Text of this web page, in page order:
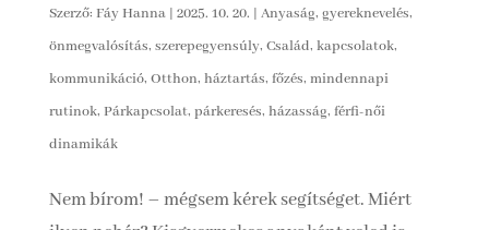
Szerző: Fáy Hanna| 2025. 10. 20. | Anyaság, gyereknevelés,
önmegvalósítás, szerepegyensúly, Család, kapcsolatok,
kommunikáció, Otthon, háztartás, főzés, mindennapi
rutinok, Párkapcsolat, párkeresés, házasság, férfi-női
dinamikák
Nem bírom! – mégsem kérek segítséget. Miért